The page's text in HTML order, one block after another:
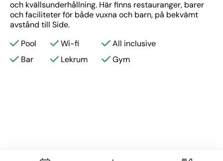
och kvällsunderhållning. Här finns restauranger, barer
och faciliteter för både vuxna och barn, på bekvämt
avstånd till Side.
Pool
Wi-fi
All inclusive
Bar
Lekrum Gym